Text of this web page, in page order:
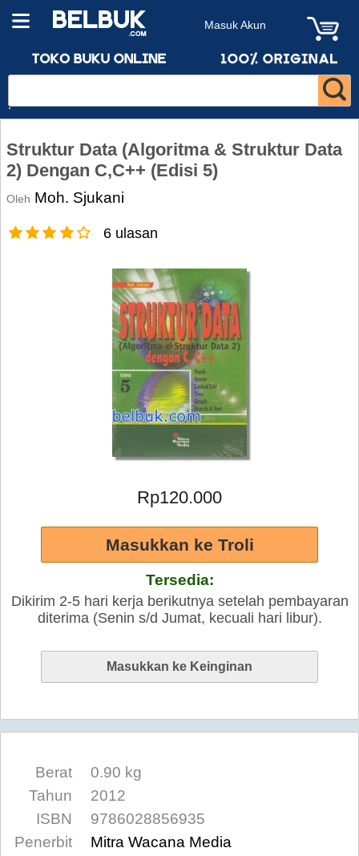
Masuk Akun
Struktur Data (Algoritma & Struktur Data
2) Dengan C,C++ (Edisi 5)
Oleh Moh. Sjukani
6 ulasan
Rp120.000
Tersedia:
Dikirim 2-5 hari kerja berikutnya setelah pembayaran
diterima (Senin s/d Jumat, kecuali hari libur).
Berat
0.90 kg
Tahun
2012
ISBN
9786028856935
Penerbit
Mitra Wacana Media